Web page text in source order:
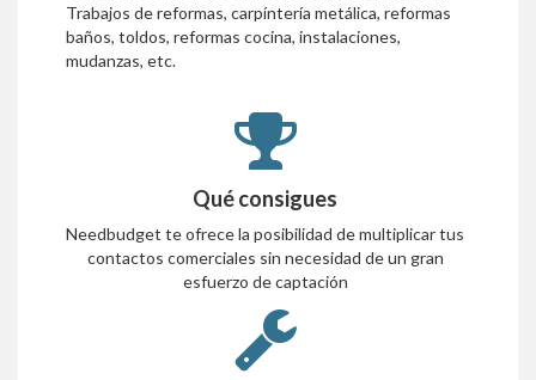
Trabajos de reformas, carpíntería metálica, reformas
baños, toldos, reformas cocina, instalaciones,
mudanzas, etc.
Qué consigues
Needbudget te ofrece la posibilidad de multiplicar tus
contactos comerciales sin necesidad de un gran
esfuerzo de captación